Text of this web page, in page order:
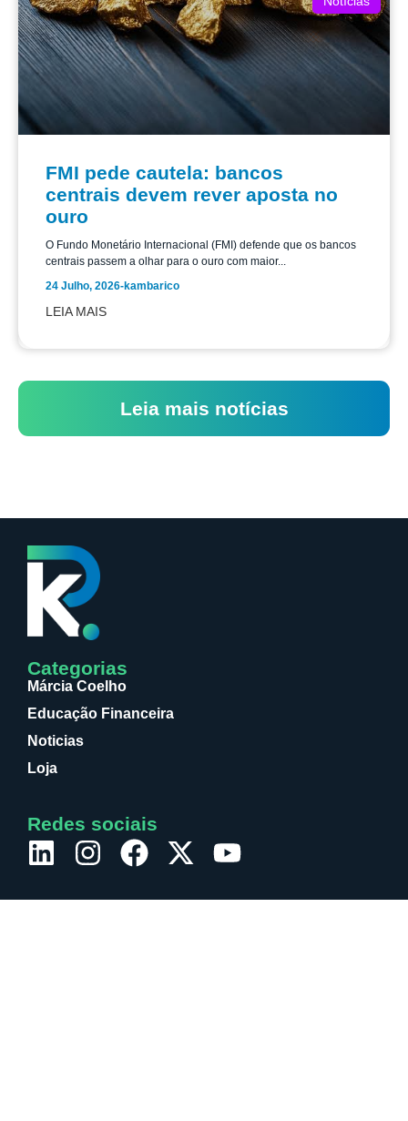
FMI pede cautela: bancos
centrais devem rever aposta no
ouro
O Fundo Monetário Internacional (FMI) defende que os bancos
centrais passem a olhar para o ouro com maior...
24 Julho, 2026-kambarico
LEIA MAIS
Leia mais notícias
Categorias
Márcia Coelho
Educação Financeira
Noticias
Loja
Redes sociais